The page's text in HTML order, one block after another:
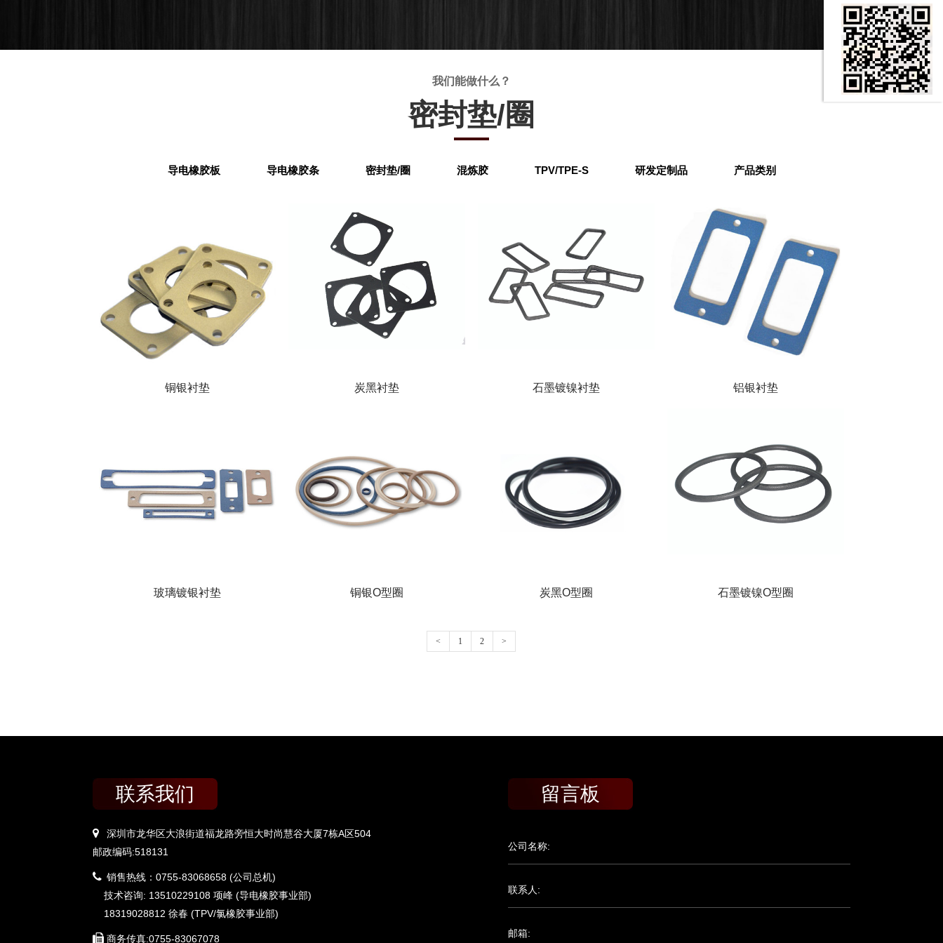
我们能做什么？
密封垫/圈
导电橡胶板 导电橡胶条 密封垫/圈 混炼胶 TPV/TPE-S 研发定制品 产品类别
铜银衬垫 炭黑衬垫 石墨镀镍衬垫 铝银衬垫
玻璃镀银衬垫 铜银O型圈 炭黑O型圈 石墨镀镍O型圈
< 1 2 >
联系我们
深圳市龙华区大浪街道福龙路旁恒大时尚慧谷大厦7栋A区504
邮政编码:518131
销售热线：0755-83068658 (公司总机)
技术咨询: 13510229108 项峰 (导电橡胶事业部)
18319028812 徐春 (TPV/氯橡胶事业部)
商务传真:0755-83067078
留言板
公司名称:
联系人:
邮箱: